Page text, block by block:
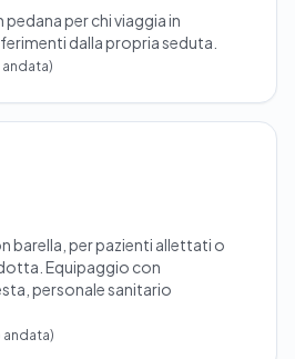
per chi viaggia in
dalla propria seduta.
andata)
barella, per pazienti allettati o
Equipaggio con
personale sanitario
andata)